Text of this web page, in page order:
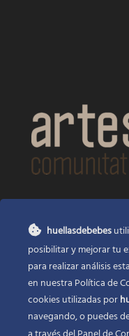
Huellas de bebés
Santa Ana, 22
625 120 591
huellasdebebes
posibilitar y mejorar tu
para realizar análisis
en nuestra Política de
cookies utilizadas por
navegando, o puedes